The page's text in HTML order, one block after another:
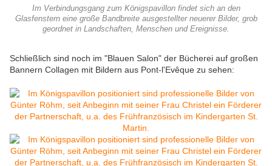
Im Verbindungsgang zum Königspavillon findet sich an den
Glasfenstern eine große Bandbreite ausgestellter neuerer Bilder, grob
geordnet in Landschaften, Menschen und Ereignisse.
Schließlich sind noch im "Blauen Salon" der Bücherei auf großen
Bannern Collagen mit Bildern aus Pont-l'Evêque zu sehen: